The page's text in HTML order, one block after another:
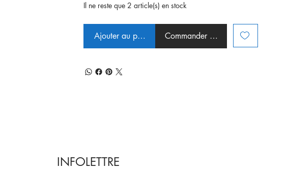
Il ne reste que 2 article(s) en stock
Ajouter au panier Commander et payer
INFOLETTRE